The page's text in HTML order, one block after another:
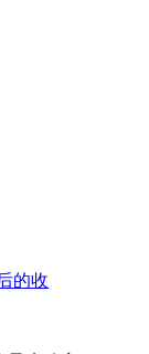
的收